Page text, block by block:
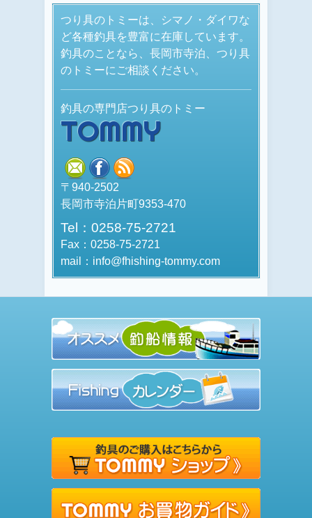
つり具のトミーは、シマノ・ダイワな
ど各種釣具を豊富に在庫しています。
釣具のことなら、長岡市寺泊、つり具
のトミーにご相談ください。
釣具の専門店つり具のトミー
TOMMY
mail facebook
〒940-2502
長岡市寺泊片町9353-470
Tel：0258-75-2721
Fax：0258-75-2721
mail：info@fhishing-tommy.com